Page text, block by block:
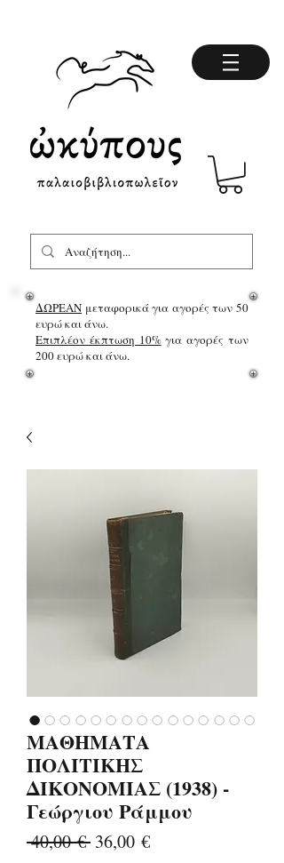
ΔΩΡΕΑΝ μεταφορικά για αγορές των 50
ευρώ και άνω.
Επιπλέον έκπτωση 10%για αγορές των
200 ευρώ και άνω.
ΜΑΘΗΜΑΤΑ
ΠΟΛΙΤΙΚΗΣ
ΔΙΚΟΝΟΜΙΑΣ (1938) -
Γεώργιου Ράμμου
40,00 € Κανονική
36,00 €Τιμή